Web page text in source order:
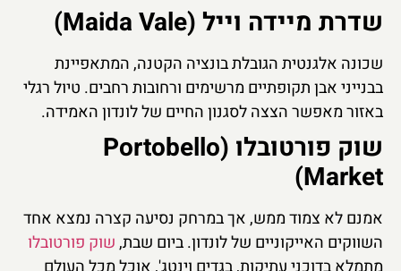
שדרת מיידה וייל (Maida Vale)
שכונה אלגנטית הגובלת בונציה הקטנה, המתאפיינת
בבנייני אבן תקופתיים מרשימים ורחובות רחבים. טיול רגלי
באזור מאפשר הצצה לסגנון החיים של לונדון האמידה.
שוק פורטובלו (Portobello
Market)
אמנם לא צמוד ממש, אך במרחק נסיעה קצרה נמצא אחד
השווקים האייקוניים של לונדון. ביום שבת,שוק פורטובלו